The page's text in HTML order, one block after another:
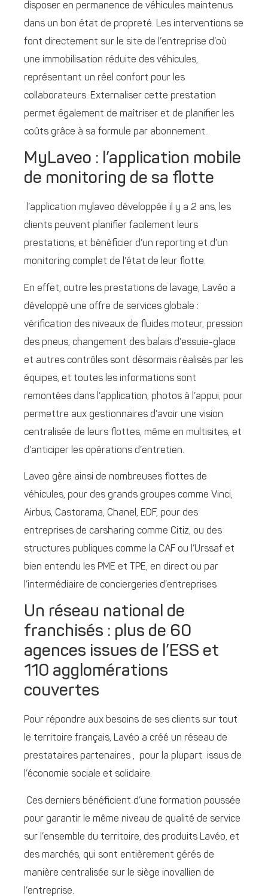
disposer en permanence de véhicules maintenus
dans un bon état de propreté. Les interventions se
font directement sur le site de l’entreprise d’où
une immobilisation réduite des véhicules,
représentant un réel confort pour les
collaborateurs. Externaliser cette prestation
permet également de maîtriser et de planifier les
coûts grâce à sa formule par abonnement.
MyLaveo : l’application mobile
de monitoring de sa flotte
l’application mylaveo développée il y a 2 ans, les
clients peuvent planifier facilement leurs
prestations, et bénéficier d’un reporting et d’un
monitoring complet de l’état de leur flotte.
En effet, outre les prestations de lavage, Lavéo a
développé une offre de services globale :
vérification des niveaux de fluides moteur, pression
des pneus, changement des balais d’essuie-glace
et autres contrôles sont désormais réalisés par les
équipes, et toutes les informations sont
remontées dans l’application, photos à l’appui, pour
permettre aux gestionnaires d’avoir une vision
centralisée de leurs flottes, même en multisites, et
d’anticiper les opérations d’entretien.
Laveo gère ainsi de nombreuses flottes de
véhicules, pour des grands groupes comme Vinci,
Airbus, Castorama, Chanel, EDF, pour des
entreprises de carsharing comme Citiz, ou des
structures publiques comme la CAF ou l’Urssaf et
bien entendu les PME et TPE, en direct ou par
l’intermédiaire de conciergeries d’entreprises
Un réseau national de
franchisés : plus de 60
agences issues de l’ESS et
110 agglomérations
couvertes
Pour répondre aux besoins de ses clients sur tout
le territoire français, Lavéo a créé un réseau de
prestataires partenaires , pour la plupart issus de
l’économie sociale et solidaire.
Ces derniers bénéficient d’une formation poussée
pour garantir le même niveau de qualité de service
sur l’ensemble du territoire, des produits Lavéo, et
des marchés, qui sont entièrement gérés de
manière centralisée sur le siège inovallien de
l’entreprise.